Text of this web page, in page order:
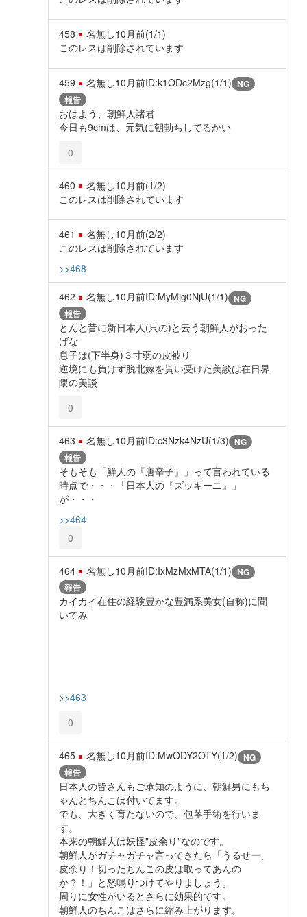
458 名無し10月前(1/1)
このレスは削除されています
459 名無し10月前ID:k1ODc2Mzg(1/1) NG
報告
おはよう、朝鮮人諸君
今日も9cmは、元気に朝勃ちしてるかい
0
460 名無し10月前(1/2)
このレスは削除されています
461 名無し10月前(2/2)
このレスは削除されています
>>468
462 名無し10月前ID:MyMjg0NjU(1/1) NG
報告
とんと昔に新日本人(只の)と云う朝鮮人がおった
げな
息子は(下半身)３寸弱の皮被り
逆境にも負けず脱北嫁を貰い受けた美談は在日界
隈の美談
0
463 名無し10月前ID:c3Nzk4NzU(1/3) NG
報告
そもそも「鮮人の『唐辛子』」って言われている
時点で・・・「日本人の『ズッキーニ』」
が・・・
>>464
0
464 名無し10月前ID:IxMzMxMTA(1/1) NG
報告
カイカイ在住の経験豊かな豊満系美女(自称)に聞
いてみ
>>463
0
465 名無し10月前ID:MwODY2OTY(1/2) NG
報告
日本人の皆さんもご承知のように、朝鮮男にもち
ゃんとちんこは付いてます。
でも、大きく育たないので、包茎手術を行いま
す。
本来の朝鮮人は妖怪"皮余り"なのです。
朝鮮人がガチャガチャ言ってきたら「うるせー、
皮余り！切ったちんこの皮は取ってあんの
か？！」と怒鳴りつけてやりましょう。
周りに女性がいるとさらに効果的です。
朝鮮人のちんこはさらに縮み上がります。